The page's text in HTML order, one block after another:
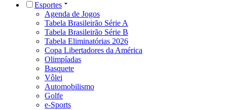
Esportes
Agenda de Jogos
Tabela Brasileirão Série A
Tabela Brasileirão Série B
Tabela Eliminatórias 2026
Copa Libertadores da América
Olimpíadas
Basquete
Vôlei
Automobilismo
Golfe
e-Sports